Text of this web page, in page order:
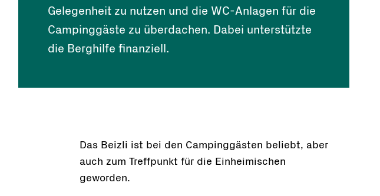
Gelegenheit zu nutzen und die WC-Anlagen für die
Campinggäste zu überdachen. Dabei unterstützte
die Berghilfe finanziell.
Das Beizli ist bei den Campinggästen beliebt, aber
auch zum Treffpunkt für die Einheimischen
geworden.